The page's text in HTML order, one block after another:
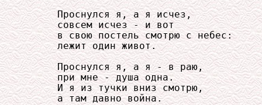
     Проснулся я, а я исчез,
     совсем исчез - и вот
     в свою постель смотрю с небес:
     лежит один живот.
     Проснулся я, а я - в раю,
     при мне - душа одна.
     И я из тучки вниз смотрю,
     а там давно война.